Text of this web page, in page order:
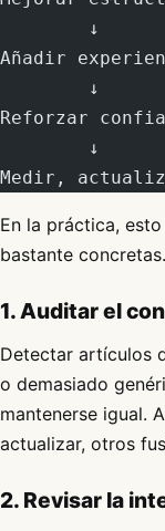
        ↓
Añadir
        ↓
Reforzar
        ↓
Medir,
En la práctica,
bastante concretas.
1. Auditar el
Detectar artículos
o demasiado
mantenerse igual.
actualizar, otros
2. Revisar la